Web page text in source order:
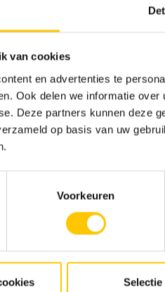
van cookies
en advertenties te
Ook delen we informatie
Deze partners kunnen deze
op basis van uw
Voorkeuren
Selectie
8 21.1 x 6.8 x 8 21.1 x